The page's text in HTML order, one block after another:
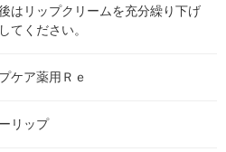
はリップクリームを充分繰り下げ
てください。
ケア薬用Ｒｅ
リップ